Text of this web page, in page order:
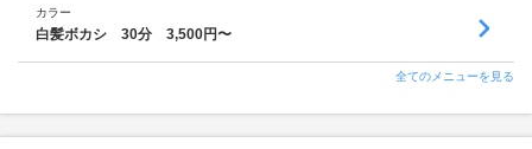
カラー
白髪ボカシ 30分 3,500円〜
全てのメニューを見る